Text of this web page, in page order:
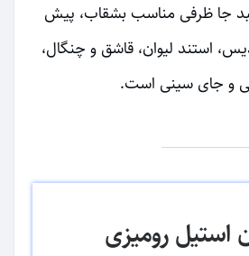
جا ظرفی مناسب بشقاب، پیش
استند لیوان، قاشق و چنگال،
و جای سینی است.
استیل رومیزی